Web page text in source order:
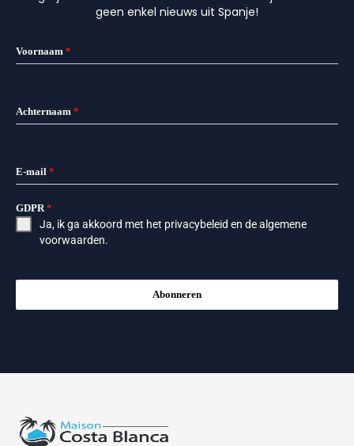
geen enkel nieuws uit Spanje!
Voornaam *
Achternaam *
E-mail *
GDPR*
Ja, ik ga akkoord met het privacybeleid en dealgemene
voorwaarden.
Abonneren